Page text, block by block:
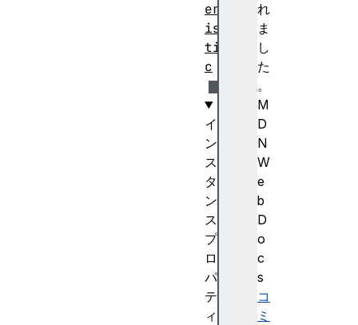
れ
ま
し
た
。
M
D
N
W
e
b
D
o
c
s
コ
ミ
er
is
ti
c
イ
ン
ス
タ
ン
ス
プ
ロ
パ
テ
ィ